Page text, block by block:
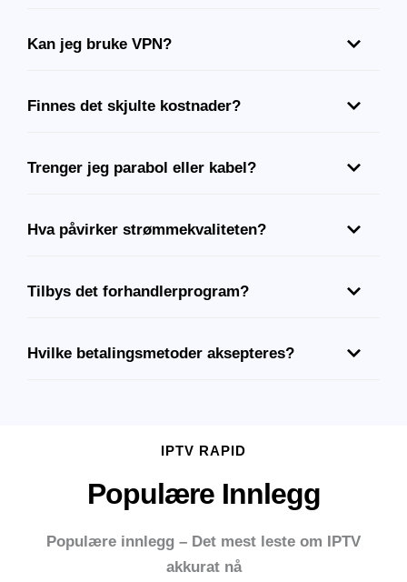
Kan jeg bruke VPN?
Finnes det skjulte kostnader?
Trenger jeg parabol eller kabel?
Hva påvirker strømmekvaliteten?
Tilbys det forhandlerprogram?
Hvilke betalingsmetoder aksepteres?
IPTV RAPID
Populære Innlegg
Populære innlegg – Det mest leste om IPTV
akkurat nå